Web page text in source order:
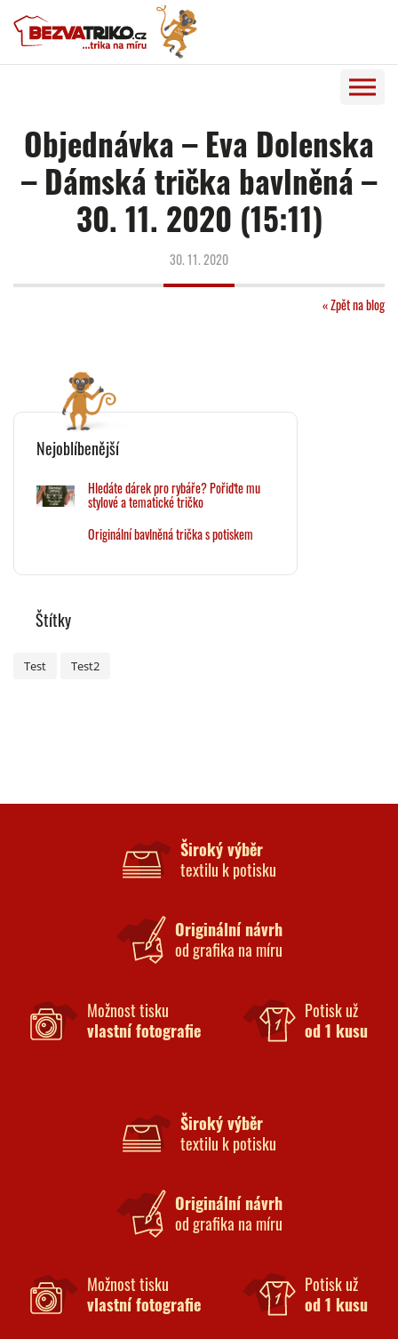
Objednávka – Eva Dolenska
– Dámská trička bavlněná –
30. 11. 2020 (15:11)
30. 11. 2020
« Zpět na blog
Nejoblíbenější
Hledáte dárek pro rybáře? Pořiďte mu
stylové a tematické tričko
Originální bavlněná trička s potiskem
Štítky
Test Test2
Široký výběr
textilu k potisku
Originální návrh
od grafika na míru
Možnost tisku
vlastní fotografie
Potisk už
od 1 kusu
Široký výběr
textilu k potisku
Originální návrh
od grafika na míru
Možnost tisku
vlastní fotografie
Potisk už
od 1 kusu